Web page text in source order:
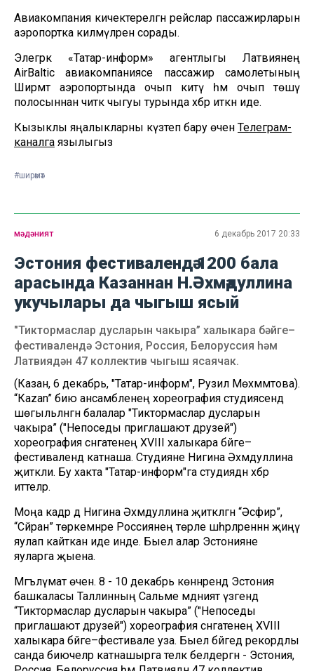
Авиакомпания кичектерелгән рейслар пассажирларын
аэропортка килмәүләрен сорады.
Элегрәк «Татар-информ» агентлыгы Латвиянең
AirBaltic авиакомпаниясе пассажир самолетының
Ширмәт аэропортында очып китү һәм очып төшү
полосыннан читкә чыгуы турында хәбәр иткән иде.
Кызыклы яңалыкларны күзәтеп бару өчен Телеграм-
каналга язылыгыз
#ширәмәт
мәдәният 6 декабрь 2017 20:33
Эстония фестивалендә 1200 бала
арасында Казаннан Н.Әхмәдуллина
укучылары да чыгыш ясый
"Тиктормаслар дусларын чакыра” халыкара бәйге–
фестивалендә Эстония, Россия, Белорусcия һәм
Латвиядән 47 коллектив чыгыш ясаячак.
(Казан, 6 декабрь, "Татар-информ", Рузилә Мөхәммәтова).
“Каzan” бию ансамбленең хореография студиясендә
шөгыльләнгән балалар "Тиктормаслар дусларын
чакыра” ("Непоседы приглашают друзей")
хореография сәнгатенең XVIII халыкара бәйге–
фестивалендә катнаша. Студияне Нигина Әхмәдуллина
җитәкли. Бу хакта "Татар-информ"га студиядән хәбәр
иттеләр.
Моңа кадәр дә Нигина Әхмәдуллина җитәкләгән “Әсфир”,
“Сәйран” төркемнәре Россиянең төрле шәһәрләреннән җиңү
яулап кайткан иде инде. Быел алар Эстонияне
яуларга җыена.
Мәгълүмат өчен. 8 - 10 декабрь көннәрендә Эстония
башкаласы Таллинның Сальме мәдәният үзәгендә
“Тиктормаслар дусларын чакыра” ("Непоседы
приглашают друзей") хореография сәнгатенең XVIII
халыкара бәйге–фестивале уза. Быел бәйгедә рекордлы
санда биючеләр катнашырга теләк белдергән - Эстония,